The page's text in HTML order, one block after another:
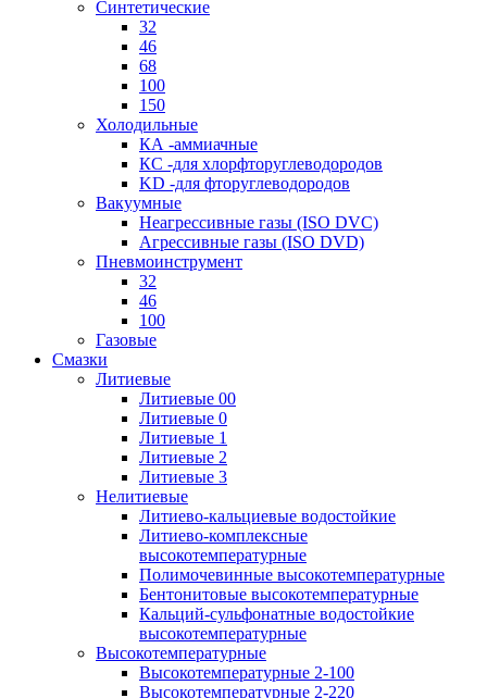
Синтетические
32
46
68
100
150
Холодильные
КА -аммиачные
КС -для хлорфторуглеводородов
KD -для фторуглеводородов
Вакуумные
Неагрессивные газы (ISO DVC)
Агрессивные газы (ISO DVD)
Пневмоинструмент
32
46
100
Газовые
Смазки
Литиевые
Литиевые 00
Литиевые 0
Литиевые 1
Литиевые 2
Литиевые 3
Нелитиевые
Литиево-кальциевые водостойкие
Литиево-комплексные
высокотемпературные
Полимочевинные высокотемпературные
Бентонитовые высокотемпературные
Кальций-сульфонатные водостойкие
высокотемпературные
Высокотемпературные
Высокотемпературные 2-100
Высокотемпературные 2-220